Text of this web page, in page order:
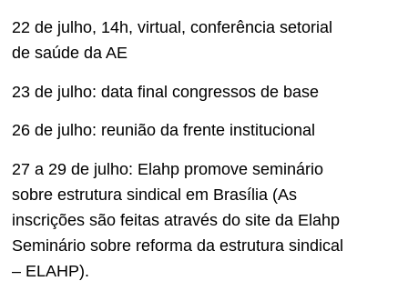
22 de julho, 14h, virtual, conferência setorial
de saúde da AE
23 de julho: data final congressos de base
26 de julho: reunião da frente institucional
27 a 29 de julho: Elahp promove seminário
sobre estrutura sindical em Brasília (As
inscrições são feitas através do site da Elahp
Seminário sobre reforma da estrutura sindical
– ELAHP).